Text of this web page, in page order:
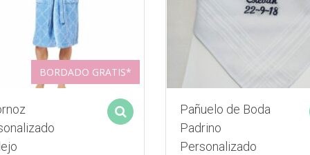
BORDADO GRATIS*
Select options
Pañuelo de Boda
Padrino
Personalizado